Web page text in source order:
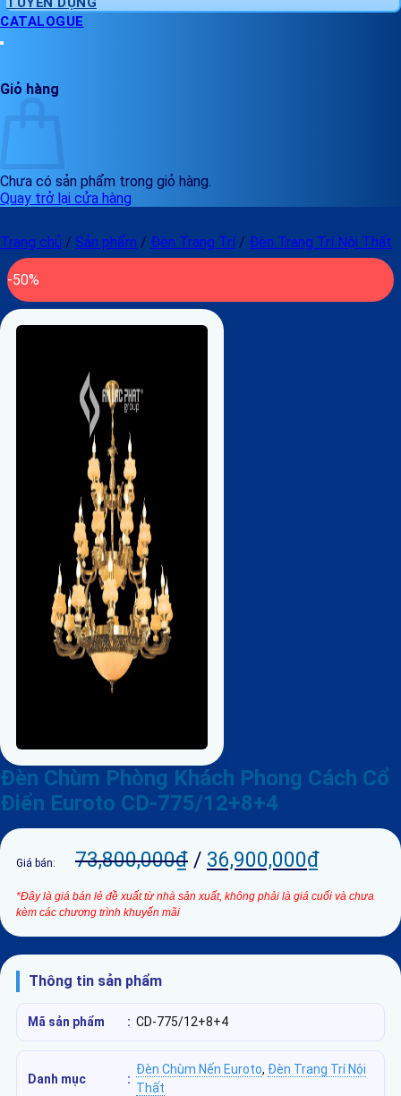
CATALOGUE
Giỏ hàng
Chưa có sản phẩm trong giỏ hàng.
Quay trở lại cửa hàng
Trang chủ / Sản phẩm / Đèn Trang Trí / Đèn Trang Trí Nội Thất
-50%
Đèn Chùm Phòng Khách Phong Cách Cổ
Điển Euroto CD-775/12+8+4
Giá bán: 73,800,000₫ / 36,900,000₫
*Đây là giá bán lẻ đề xuất từ nhà sản xuất, không phải là giá cuối và chưa
kèm các chương trình khuyến mãi
Thông tin sản phẩm
Mã sản phẩm : CD-775/12+8+4
Danh mục :
Đèn Chùm Nến Euroto, Đèn Trang Trí Nội
Thất